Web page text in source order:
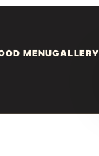
MENUGALLERY